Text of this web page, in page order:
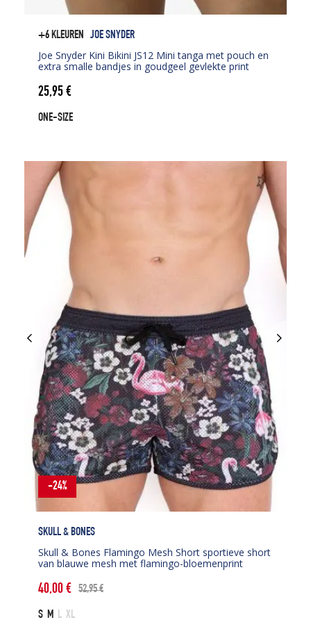
+6 KLEUREN JOE SNYDER
Joe Snyder Kini Bikini JS12 Mini tanga met pouch en
extra smalle bandjes in goudgeel gevlekte print
25,95€
ONE-SIZE
SKULL & BONES
Skull & Bones Flamingo Mesh Short sportieve short
van blauwe mesh met flamingo-bloemenprint
52,95€
Oorspronkelijke
prijs
40,00€
Huidige
prijs
S M L XL
-24%